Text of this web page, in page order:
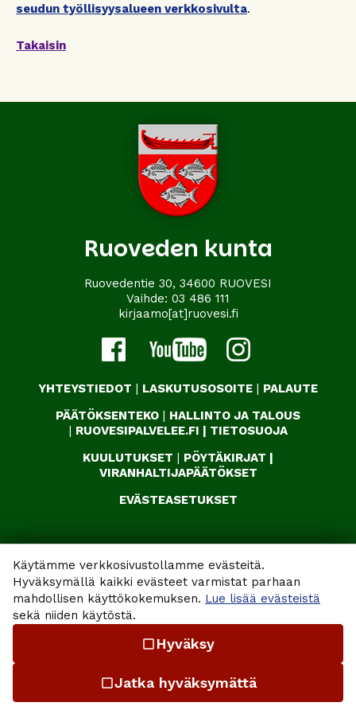
Käytämme verkkosivustollamme evästeitä.
Hyväksymällä kaikki evästeet varmistat parhaan
mahdollisen käyttökokemuksen. Lue lisää evästeistä
sekä niiden käytöstä.
check_box_outline_blank Hyväksy
check_box_outline_blankJatka hyväksymättä
seudun työllisyysalueen verkkosivulta.
Takaisin
Ruoveden kunta
Ruovedentie 30, 34600 RUOVESI
Vaihde: 03 486 111
kirjaamo[at]ruovesi.fi
YHTEYSTIEDOT | LASKUTUSOSOITE | PALAUTE
PÄÄTÖKSENTEKO | HALLINTO JA TALOUS
| RUOVESIPALVELEE.FI | TIETOSUOJA
KUULUTUKSET | PÖYTÄKIRJAT |
VIRANHALTIJAPÄÄTÖKSET
EVÄSTEASETUKSET